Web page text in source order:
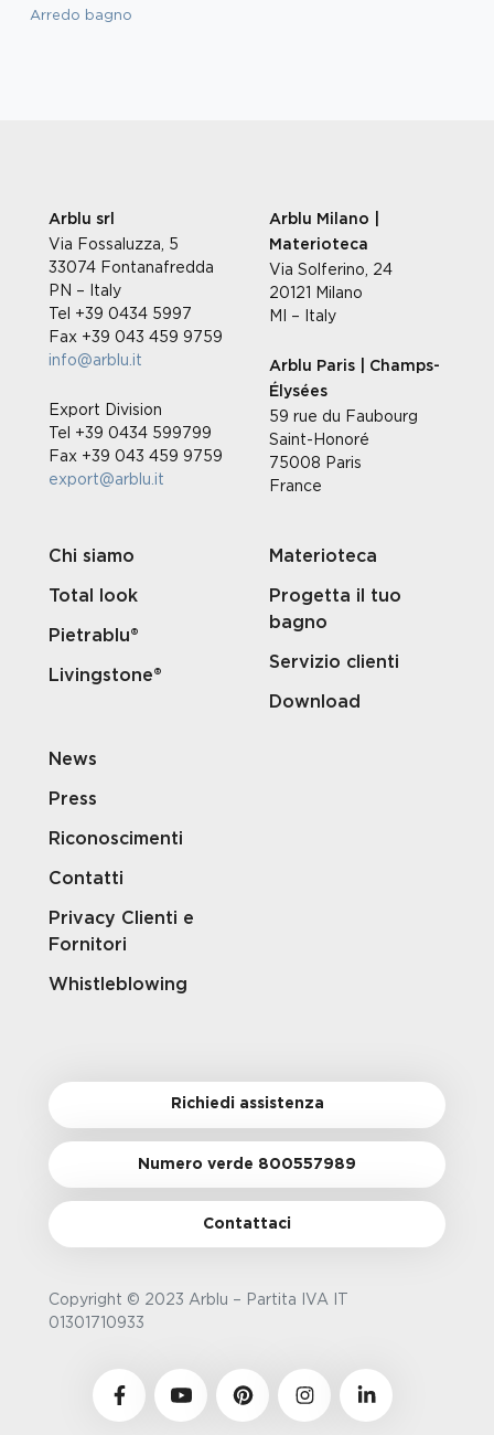
Arredo bagno
Arblu srl
Via Fossaluzza, 5
33074 Fontanafredda
PN – Italy
Tel +39 0434 5997
Fax +39 043 459 9759
info@arblu.it
Export Division
Tel +39 0434 599799
Fax +39 043 459 9759
export@arblu.it
Arblu Milano |
Materioteca
Via Solferino, 24
20121 Milano
MI – Italy
Arblu Paris | Champs-
Élysées
59 rue du Faubourg
Saint-Honoré
75008 Paris
France
Chi siamo
Total look
Pietrablu®
Livingstone®
Materioteca
Progetta il tuo
bagno
Servizio clienti
Download
News
Press
Riconoscimenti
Contatti
Privacy Clienti e
Fornitori
Whistleblowing
Richiedi assistenza
Numero verde 800557989
Contattaci
Copyright © 2023 Arblu – Partita IVA IT
01301710933